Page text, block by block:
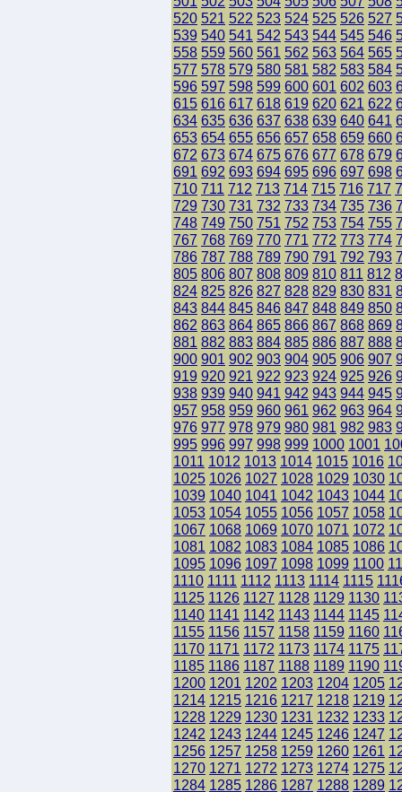
520 521 522 523 524 525 526 527
539 540 541 542 543 544 545 546
558 559 560 561 562 563 564 565
577 578 579 580 581 582 583 584
596 597 598 599 600 601 602 603
615 616 617 618 619 620 621 622
634 635 636 637 638 639 640 641
653 654 655 656 657 658 659 660
672 673 674 675 676 677 678 679
691 692 693 694 695 696 697 698
710 711 712 713 714 715 716 717
729 730 731 732 733 734 735 736
748 749 750 751 752 753 754 755
767 768 769 770 771 772 773 774
786 787 788 789 790 791 792 793
805 806 807 808 809 810 811 812
824 825 826 827 828 829 830 831
843 844 845 846 847 848 849 850
862 863 864 865 866 867 868 869
881 882 883 884 885 886 887 888
900 901 902 903 904 905 906 907
919 920 921 922 923 924 925 926
938 939 940 941 942 943 944 945
957 958 959 960 961 962 963 964
976 977 978 979 980 981 982 983
995 996 997 998 999 1000 1001
1011 1012 1013 1014 1015 1016
1025 1026 1027 1028 1029 1030
1039 1040 1041 1042 1043 1044
1053 1054 1055 1056 1057 1058
1067 1068 1069 1070 1071 1072
1081 1082 1083 1084 1085 1086
1095 1096 1097 1098 1099 1100
1110 1111 1112 1113 1114 1115
1125 1126 1127 1128 1129 1130
1140 1141 1142 1143 1144 1145
1155 1156 1157 1158 1159 1160
1170 1171 1172 1173 1174 1175
1185 1186 1187 1188 1189 1190
1200 1201 1202 1203 1204 1205
1214 1215 1216 1217 1218 1219
1228 1229 1230 1231 1232 1233
1242 1243 1244 1245 1246 1247
1256 1257 1258 1259 1260 1261
1270 1271 1272 1273 1274 1275
1284 1285 1286 1287 1288 1289